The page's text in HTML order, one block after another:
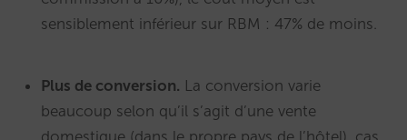
sensiblement inférieur sur RBM : 47% de moins.
Plus de conversion. La conversion varie
beaucoup selon qu’il s’agit d’une vente